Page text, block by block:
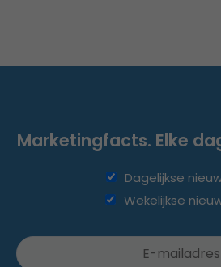
Marketingfacts. Elke
Dagelijkse
Wekelijkse